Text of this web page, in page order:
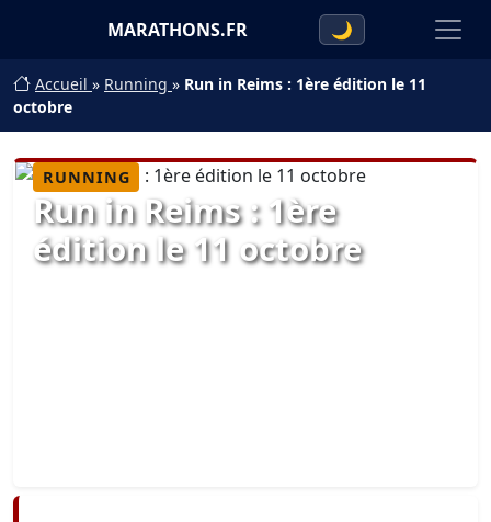
MARATHONS.FR 🌙
Accueil » Running » Run in Reims : 1ère édition le 11
octobre
RUNNING
Run in Reims : 1ère
édition le 11 octobre